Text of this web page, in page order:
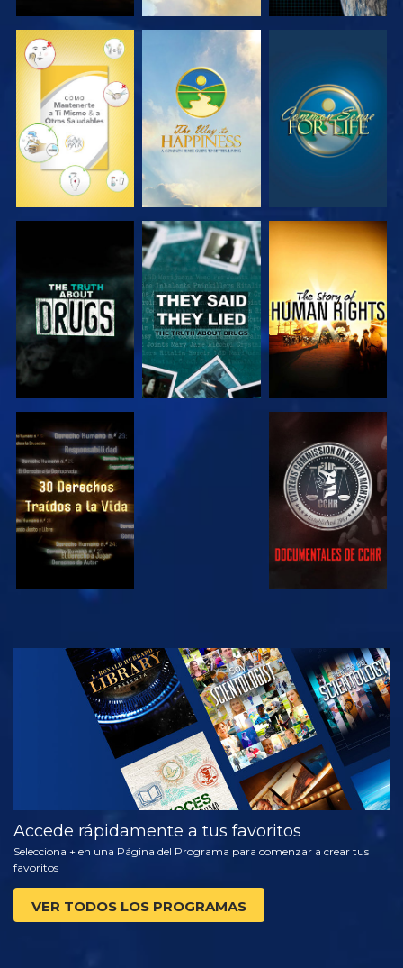
VE VE VE
VE VE
VE VE
VE
EXPLORA LAS
SERIES
Accede rápidamente a tus favoritos
Selecciona + en una Página del Programa para comenzar a crear tus
favoritos
VER TODOS LOS PROGRAMAS